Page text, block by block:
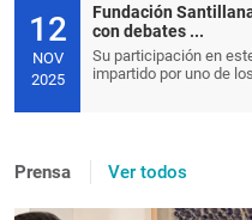
12
NOV
2025
Fundación
con debates ...
Su participación en
impartido por uno de
Prensa Ver todos